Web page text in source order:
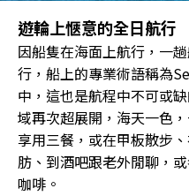
遊輪上愜意的全日航行
因船隻在海面上航行，一
行，船上的專業術語稱為
中，這也是航程中不可或
域再次超展開，海天一色
享用三餐，或在甲板散步
肪、到酒吧跟老外閒聊，
咖啡。